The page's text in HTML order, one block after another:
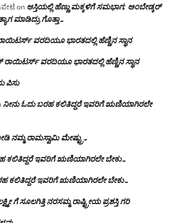
on ಆಸ್ತಿಯಲ್ಲಿ ಹೆಣ್ಣು ಮಕ್ಕಳಿಗೆ ಸಮಭಾಗ; ಅಂಬೇಡ್ಕರ್
ಮಾಡಿದ್ರು ಗೊತ್ತಾ…
ವರದಿಯೂ ಭಾರತದಲ್ಲಿ ಹೆಣ್ಣಿನ ಸ್ಥಾನ‌
ರಾಯಿಟರ್ಸ್ ವರದಿಯೂ ಭಾರತದಲ್ಲಿ ಹೆಣ್ಣಿನ ಸ್ಥಾನ‌
ಪಿಸು
ನೀನು ಓದು ಬರಹ ಕಲಿತಿದ್ದರೆ ಇವರಿಗೆ ಋಣಿಯಾಗಿರಲೇ
ನಮ್ಮ‌ ರಾಮಸ್ವಾಮಿ ಮೇಷ್ಟ್ರು…
ಕಲಿತಿದ್ದರೆ ಇವರಿಗೆ ಋಣಿಯಾಗಿರಲೇ ಬೇಕು…
ಕಲಿತಿದ್ದರೆ ಇವರಿಗೆ ಋಣಿಯಾಗಿರಲೇ ಬೇಕು…
ಗೆ ಸೂಲಗಿತ್ತಿ ನರಸಮ್ಮ‌ ರಾಷ್ಟ್ರೀಯ ಪ್ರಶಸ್ತಿ ಗರಿ